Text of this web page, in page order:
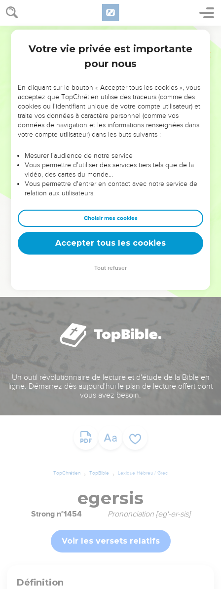
NE MANQUEZ PAS L’ÉVÉNEMENT
DE L’ANNÉE !
ET SI LEURS ERREURS POUVAIENT VOUS ÉVITER LES
VOTRES ?
leur foi ou leur vision. Mais on voit moins les doutes, les erreurs
et les saisons difficiles qu'ils ont traversés, alors même que ce
sont elles qui les ont façonnés.
Dans cette conférence, leaders, entrepreneurs, et responsables
clés pour avancer avec plus de sagesse afin que leurs erreurs
deviennent vos tremplins. Que vous guidiez un ministère, une
équipe, un groupe ou une famille, leur expérience est faite
Un outil révolutionnaire de lecture et d'étude de la Bible en
ligne. Démarrez dès aujourd'hui le plan de lecture offert dont
vous avez besoin.
TopChrétien TopBible Lexique Hébreu / Grec
egersis
Strong n°1454 Prononciation [eg'-er-sis]
Voir les versets relatifs
Définition
Votre vie privée est importante
pour nous
En cliquant sur le bouton « Accepter tous les cookies », vous
acceptez que TopChrétien utilise des traceurs (comme des
cookies ou l'identifiant unique de votre compte utilisateur) et
traite vos données à caractère personnel (comme vos
données de navigation et les informations renseignées dans
votre compte utilisateur) dans les buts suivants :
Mesurer l'audience de notre service
Vous permettre d'utiliser des services tiers tels que de la
vidéo, des cartes du monde…
Vous permettre d'entrer en contact avec notre service de
relation aux utilisateurs.
Choisir mes cookies
Accepter tous les cookies
Tout refuser